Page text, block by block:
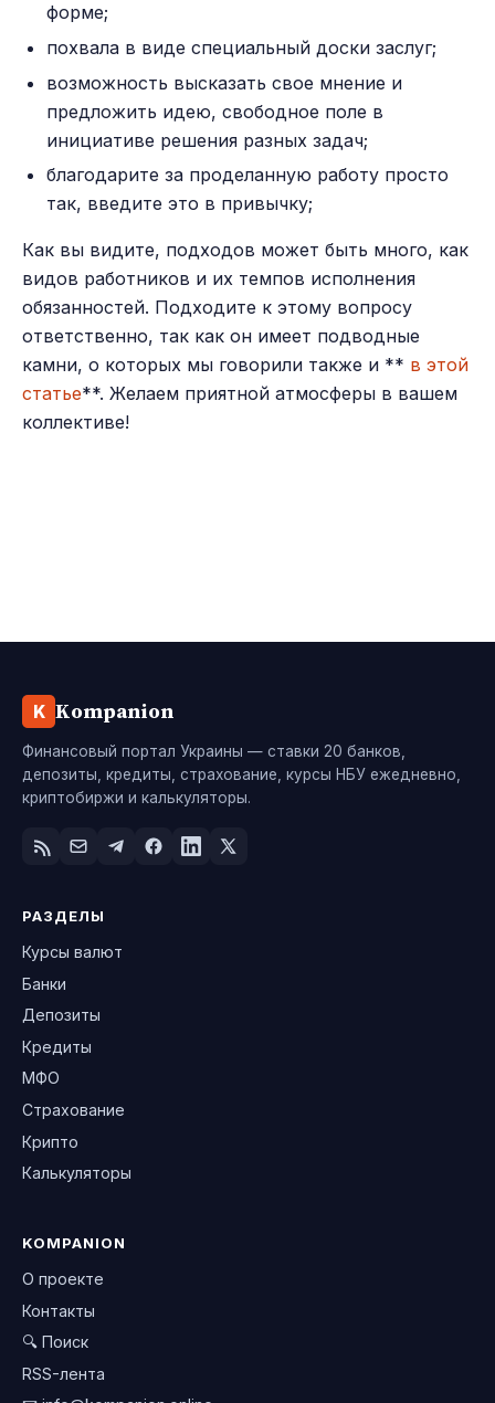
форме;
похвала в виде специальный доски заслуг;
возможность высказать свое мнение и
предложить идею, свободное поле в
инициативе решения разных задач;
благодарите за проделанную работу просто
так, введите это в привычку;
Как вы видите, подходов может быть много, как
видов работников и их темпов исполнения
обязанностей. Подходите к этому вопросу
ответственно, так как он имеет подводные
камни, о которых мы говорили также и ** в этой
статье**. Желаем приятной атмосферы в вашем
коллективе!
K Kompanion
Финансовый портал Украины — ставки 20 банков,
депозиты, кредиты, страхование, курсы НБУ ежедневно,
криптобиржи и калькуляторы.
РАЗДЕЛЫ
Курсы валют
Банки
Депозиты
Кредиты
МФО
Страхование
Крипто
Калькуляторы
KOMPANION
О проекте
Контакты
🔍 Поиск
RSS-лента